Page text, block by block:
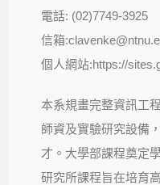
電話: (02)7749-3925
信箱
個人網站:https://
本系規畫完整資訊工
師資及實驗研究設備
才。大學部課程奠定
研究所課程旨在培育